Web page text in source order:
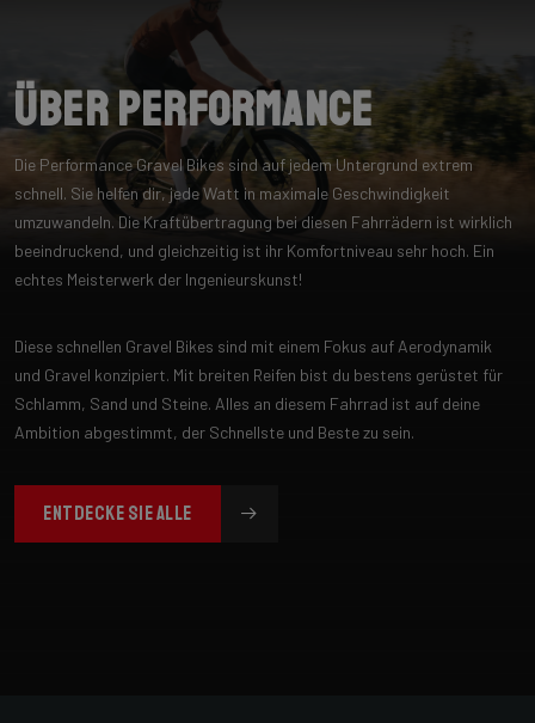
Über Performance
Die Performance Gravel Bikes sind auf jedem Untergrund extrem
schnell. Sie helfen dir, jede Watt in maximale Geschwindigkeit
umzuwandeln. Die Kraftübertragung bei diesen Fahrrädern ist wirklich
beeindruckend, und gleichzeitig ist ihr Komfortniveau sehr hoch. Ein
echtes Meisterwerk der Ingenieurskunst!
Diese schnellen Gravel Bikes sind mit einem Fokus auf Aerodynamik
und Gravel konzipiert. Mit breiten Reifen bist du bestens gerüstet für
Schlamm, Sand und Steine. Alles an diesem Fahrrad ist auf deine
Ambition abgestimmt, der Schnellste und Beste zu sein.
ENTDECKE SIE ALLE